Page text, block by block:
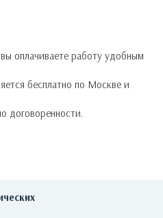
оплачиваете работу удобным
бесплатно по Москве и
договоренности.